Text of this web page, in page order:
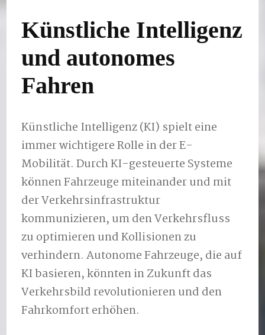
Künstliche Intelligenz
und autonomes
Fahren
Künstliche Intelligenz (KI) spielt eine
immer wichtigere Rolle in der E-
Mobilität. Durch KI-gesteuerte Systeme
können Fahrzeuge miteinander und mit
der Verkehrsinfrastruktur
kommunizieren, um den Verkehrsfluss
zu optimieren und Kollisionen zu
verhindern. Autonome Fahrzeuge, die auf
KI basieren, könnten in Zukunft das
Verkehrsbild revolutionieren und den
Fahrkomfort erhöhen.